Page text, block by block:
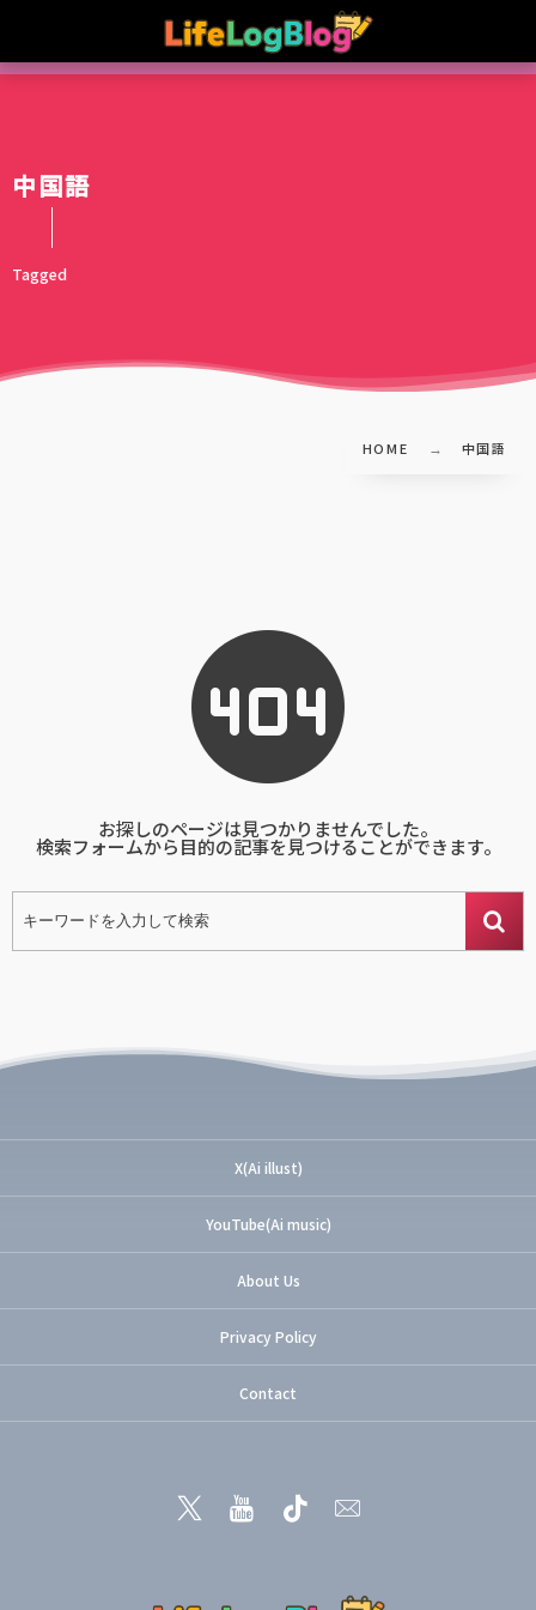
中国語
Tagged
HOME 中国語
お探しのページは見つかりませんでした。
検索フォームから目的の記事を見つけることができます。
X(Ai illust)
YouTube(Ai music)
About Us
Privacy Policy
Contact